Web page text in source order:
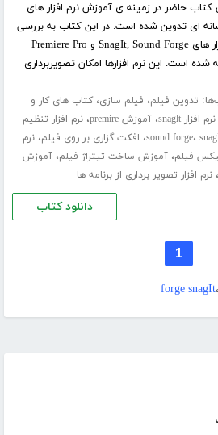
کتاب حاضر در زمینه ی آموزش نرم افزار های
ای تدوین شده است. در این کتاب به بررسی
نرم افزار های SnagIt, Sound Forge و Premiere Pro
شده است. این نرم افزارها امکان تصویربرداری
تدوین فیلم، فیلم سازی،کتاب های کار و
نرم افزار snaglt ،آموزش premire ،نرم افزار تنظیم
sound forge، ، افکت گزاری بر روی فیلم،نرم
فیلم،آموزش ساخت تیتراژ فیلم،آموزش
،نرم افزار تصویر برداری از برنامه ها
دانلود کتاب
1
forge snagIt،